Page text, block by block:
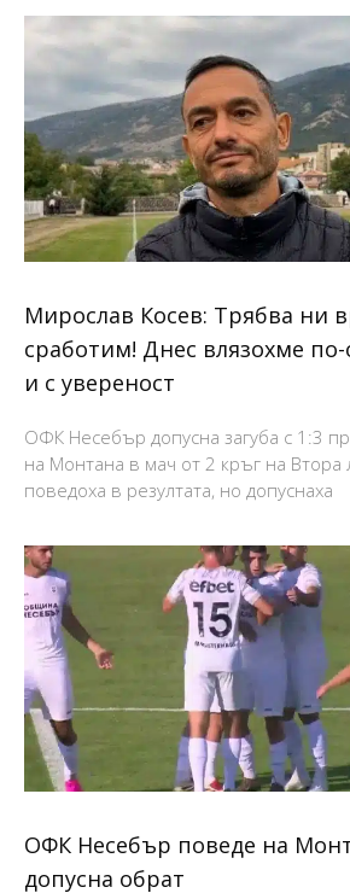
Мирослав Косев: Трябва ни
сработим! Днес влязохме
и с увереност
ОФК Несебър допусна загуба с 1:3
на Монтана в мач от 2 кръг на Втора
поведоха в резултата, но допуснаха
ОФК Несебър поведе на
допусна обрат